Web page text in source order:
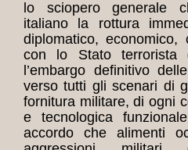
lo sciopero generale
italiano la rottura
diplomatico, economico,
con lo Stato terrorista
l’embargo definitivo
verso tutti gli scenari di
fornitura militare, di ogni
e tecnologica
accordo che alimenti